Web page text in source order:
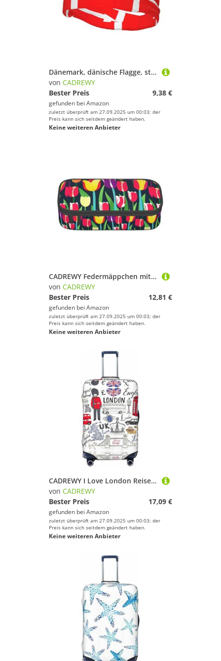
Dänemark, dänische Flagge, stilvolles Sportschweißband, dehnbar, atmungsaktiv und feuchtigkeitsableitend, Stirnband für Fitnessstudio
von CADREWY
Bester Preis
9,38 €
gefunden bei Amazon
zuletzt überprüft am 27.09.2025 um 00:03; der
Preis kann sich seitdem geändert haben.
Keine weiteren Anbieter
CADREWY Federmäppchen mit buntem Tulpenmuster, 21,6 x 5,1 x 9,4 cm, funktionale Aufbewahrung für Büro und Make-up
von CADREWY
Bester Preis
12,81 €
gefunden bei Amazon
zuletzt überprüft am 27.09.2025 um 00:03; der
Preis kann sich seitdem geändert haben.
Keine weiteren Anbieter
CADREWY I Love London Reisekoffer-Abdeckung, Gepäckschutz mit Gummizug, kratzfest, für Handgepäck, Schwarz, Large
von CADREWY
Bester Preis
17,09 €
gefunden bei Amazon
zuletzt überprüft am 27.09.2025 um 00:03; der
Preis kann sich seitdem geändert haben.
Keine weiteren Anbieter